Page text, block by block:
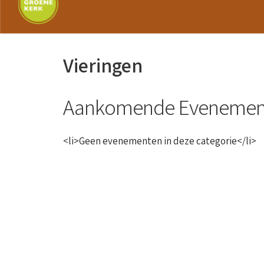
Vieringen
Aankomende
<li>Geen evenementen in deze categorie</li>